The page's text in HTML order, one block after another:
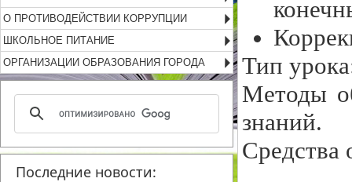
О ПРОТИВОДЕЙСТВИИ КОРРУПЦИИ
ШКОЛЬНОЕ ПИТАНИЕ
ОРГАНИЗАЦИИ ОБРАЗОВАНИЯ ГОРОДА
Последние новости:
Тип
Методы
знаний.
Средства